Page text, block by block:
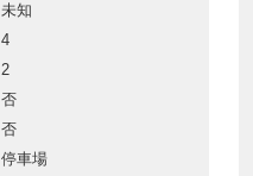
未知
4
2
否
否
停車場